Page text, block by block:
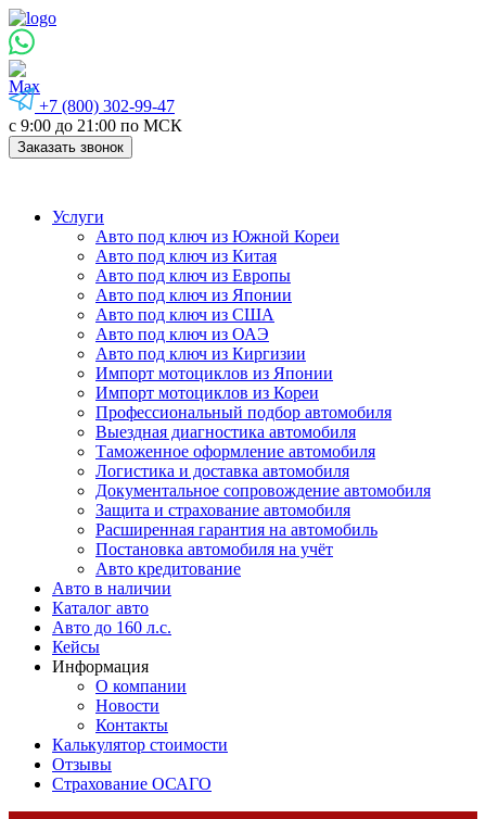
+7 (800) 302-99-47
с 9:00 до 21:00 по МСК
Заказать звонок
Услуги
Авто под ключ из Южной Кореи
Авто под ключ из Китая
Авто под ключ из Европы
Авто под ключ из Японии
Авто под ключ из США
Авто под ключ из ОАЭ
Авто под ключ из Киргизии
Импорт мотоциклов из Японии
Импорт мотоциклов из Кореи
Профессиональный подбор автомобиля
Выездная диагностика автомобиля
Таможенное оформление автомобиля
Логистика и доставка автомобиля
Документальное сопровождение автомобиля
Защита и страхование автомобиля
Расширенная гарантия на автомобиль
Постановка автомобиля на учёт
Авто кредитование
Авто в наличии
Каталог авто
Авто до 160 л.с.
Кейсы
Информация
О компании
Новости
Контакты
Калькулятор стоимости
Отзывы
Страхование ОСАГО